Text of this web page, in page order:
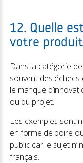
12. Quelle
votre
Dans la catégorie
souvent des
le manque
ou du projet.
Les exemples sont
en forme de poire
public car le sujet
français.